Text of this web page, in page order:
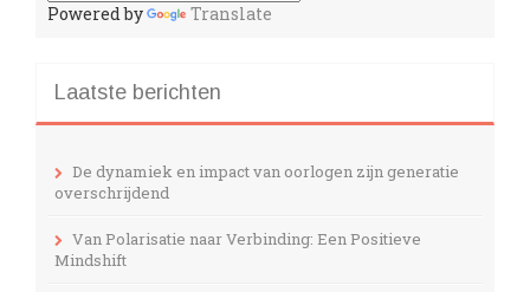
Powered by Translate
Laatste berichten
De dynamiek en impact van oorlogen zijn generatie
overschrijdend
Van Polarisatie naar Verbinding: Een Positieve
Mindshift